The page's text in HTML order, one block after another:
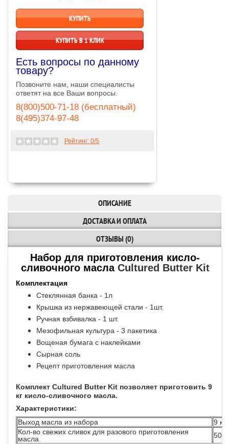
КУПИТЬ В 1 КЛИК
Есть вопросы по данному
товару?
Позвоните нам, наши специалисты
ответят на все Ваши вопросы.
8(800)500-71-18 (бесплатный)
8(495)374-97-48
Рейтинг: 0/5
ОПИСАНИЕ
ДОСТАВКА И ОПЛАТА
ОТЗЫВЫ (0)
Набор для приготовления кисло-
сливочного масла Cultured Butter Kit
Комплектация
Стеклянная банка - 1л
Крышка из нержавеющей стали - 1шт.
Ручная взбивалка - 1 шт.
Мезофильная культура - 3 пакетика
Вощеная бумага с наклейками
Сырная соль
Рецепт приготовления масла
Комплект Cultured Butter Kit позволяет приготовить 9
кг кисло-сливочного масла.
Характеристики:
Выход масла из набора
9 кг
Кол-во свежих сливок для разового приготовления
масла
500